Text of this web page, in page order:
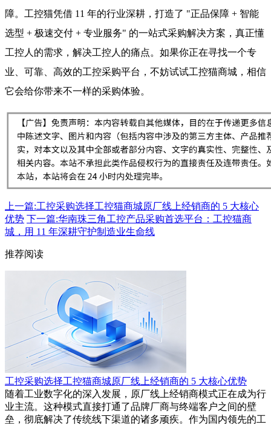
障。工控猫凭借 11 年的行业深耕，打造了 "正品保障 + 智能
选型 + 极速交付 + 专业服务" 的一站式采购解决方案，真正懂
工控人的需求，解决工控人的痛点。如果你正在寻找一个专
业、可靠、高效的工控采购平台，不妨试试工控猫商城，相信
它会给你带来不一样的采购体验。
上一篇:工控采购选择工控猫商城原厂线上经销商的 5 大核心
优势 下一篇:华南珠三角工控产品采购首选平台：工控猫商
城，用 11 年深耕守护制造业生命线
推荐阅读
工控采购选择工控猫商城原厂线上经销商的 5 大核心优势
随着工业数字化的深入发展，原厂线上经销商模式正在成为行
业主流。这种模式直接打通了品牌厂商与终端客户之间的壁
垒，彻底解决了传统线下渠道的诸多顽疾。作为国内领先的工